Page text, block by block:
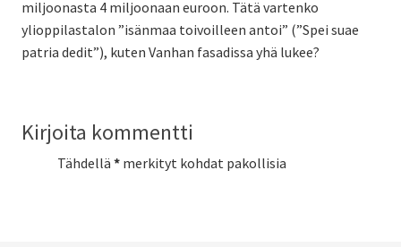
miljoonasta 4 miljoonaan euroon. Tätä vartenko
ylioppilastalon ”isänmaa toivoilleen antoi” (”Spei suae
patria dedit”), kuten Vanhan fasadissa yhä lukee?
Kirjoita kommentti
Tähdellä * merkityt kohdat pakollisia